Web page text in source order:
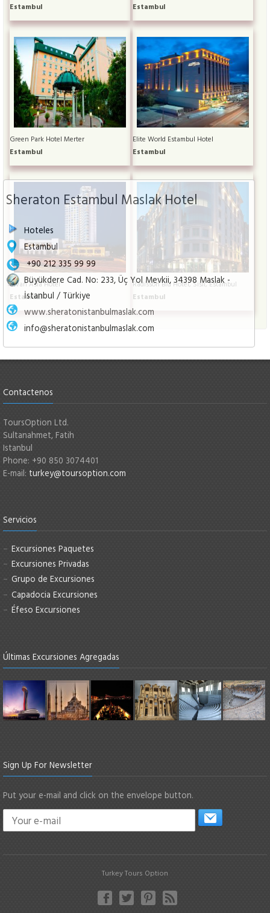
Sheraton Estambul Maslak Hotel
Hoteles
Estambul
+90 212 335 99 99
Büyükdere Cad. No: 233, Üç Yol Mevkii, 34398 Maslak -
İstanbul / Türkiye
www.sheratonistanbulmaslak.com
info@sheratonistanbulmaslak.com
Estambul
Estambul
Green Park Hotel Merter
Estambul
Elite World Estambul Hotel
Estambul
Divan Asia Hotel
Estambul
Radisson Blu Hotel, Sisli, Estambul
Estambul
Contactenos
ToursOption Ltd.
Sultanahmet, Fatih
Istanbul
Phone: +90 850 3074401
E-mail: turkey@toursoption.com
Servicios
Excursiones Paquetes
Excursiones Privadas
Grupo de Excursiones
Capadocia Excursiones
Éfeso Excursiones
Últimas Excursiones Agregadas
Sign Up For Newsletter
Put your e-mail and click on the envelope button.
Turkey Tours Option